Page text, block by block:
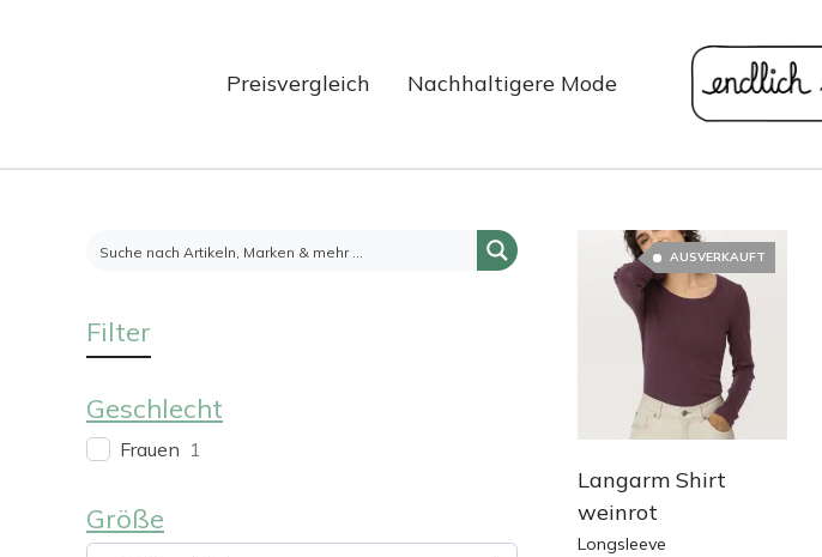
Preisvergleich Nachhaltigere Mode
AUSVERKAUFT
Langarm Shirt
weinrot
Longsleeve
Filter
Geschlecht
Frauen 1
Größe